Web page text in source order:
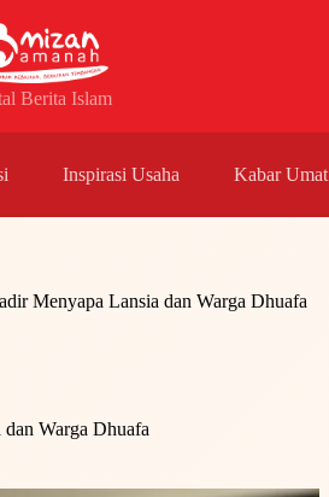
Berita Islam
Inspirasi Usaha Kabar Umat
Menyapa Lansia dan Warga Dhuafa
Warga Dhuafa